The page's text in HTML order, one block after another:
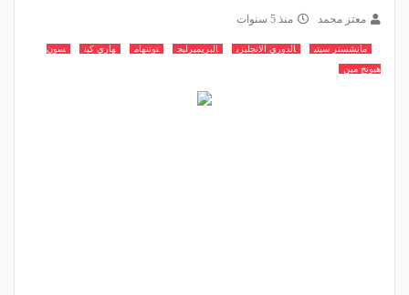
معتز محمد منذ 5 سنوات
مانشستر سيتي الدوري الانجليزي البريميرليج توتنهام هاري كين
سون
هيونج مين